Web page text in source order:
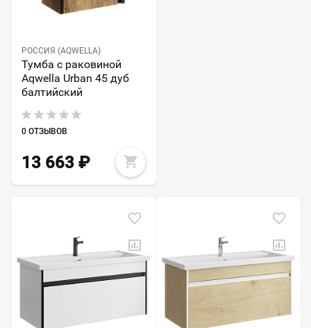
РОССИЯ (AQWELLA)
Тумба с раковиной
Aqwella Urban 45 дуб
балтийский
0 ОТЗЫВОВ
13 663 ₽